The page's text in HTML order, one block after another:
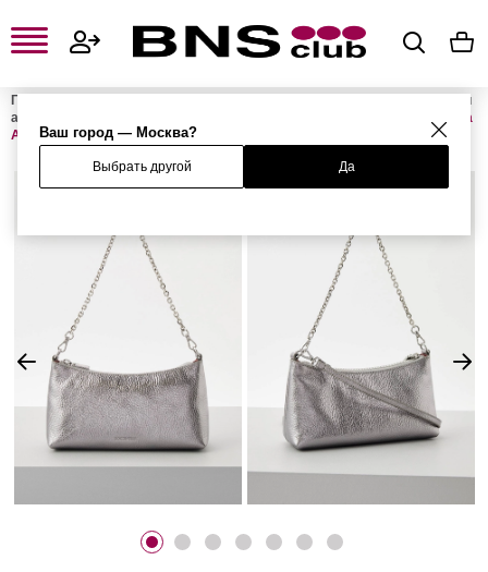
Ваш город — Москва?
Выбрать другой Да
Главная
Женские сумки и
аксессуары
Сумка
AURA